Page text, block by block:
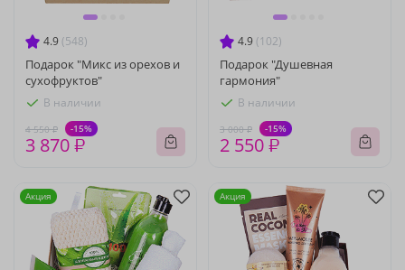
4.9 (548)
Подарок "Микс из орехов и
сухофруктов"
В наличии
4 550 ₽ -15%
3 870 ₽
4.9 (102)
Подарок "Душевная
гармония"
В наличии
3 000 ₽ -15%
2 550 ₽
Акция Акция